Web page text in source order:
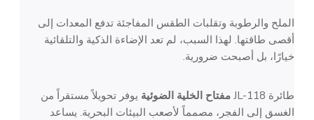
الملح والرطوبة وتقلبات الطقس المفاجئة تدفع المعدات إلى
أقصى طاقتها. لهذا السبب، لم تعد الإضاءة الذكية والتلقائية
خيارًا، بل أصبحت ضرورية.
طائرة JL-118 مفتاح الخلية الضوئية يوفر تحويلاً مستقراً من
الغسق إلى الفجر، مصمماً لأصعب البيئات البحرية. يساعد